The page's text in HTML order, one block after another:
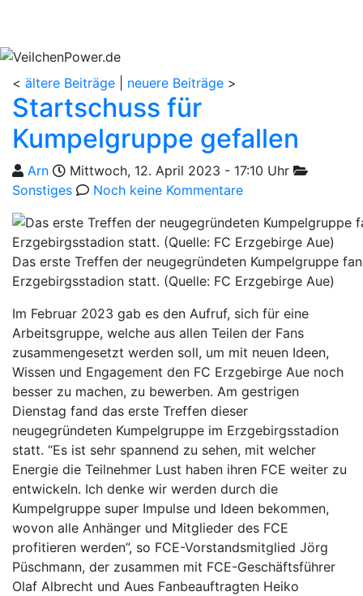
< ältere Beiträge neuere Beiträge >
Startschuss für
Kumpelgruppe gefallen
Geschrieben von
Arn am Mittwoch, 12. April 2023 - 17:10 Uhr Kategorien
Sonstiges
Noch keine Kommentare
Das erste Treffen der neugegründeten Kumpelgruppe
Erzgebirgsstadion statt. (Quelle: FC Erzgebirge Aue)
Im Februar 2023 gab es den Aufruf, sich für eine
Arbeitsgruppe, welche aus allen Teilen der Fans
zusammengesetzt werden soll, um mit neuen Ideen,
Wissen und Engagement den FC Erzgebirge Aue noch
besser zu machen, zu bewerben. Am gestrigen
Dienstag fand das erste Treffen dieser
neugegründeten Kumpelgruppe im Erzgebirgsstadion
statt. “Es ist sehr spannend zu sehen, mit welcher
Energie die Teilnehmer Lust haben ihren FCE weiter zu
entwickeln. Ich denke wir werden durch die
Kumpelgruppe super Impulse und Ideen bekommen,
wovon alle Anhänger und Mitglieder des FCE
profitieren werden”, so FCE-Vorstandsmitglied Jörg
Püschmann, der zusammen mit FCE-Geschäftsführer
Olaf Albrecht und Aues Fanbeauftragten Heiko